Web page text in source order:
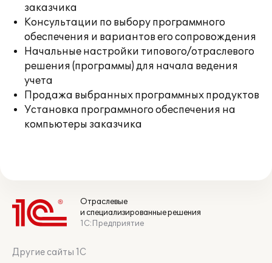
заказчика
Консультации по выбору программного
обеспечения и вариантов его сопровождения
Начальные настройки типового/отраслевого
решения (программы) для начала ведения
учета
Продажа выбранных программных продуктов
Установка программного обеспечения на
компьютеры заказчика
Отраслевые
и специализированные решения
1С:Предприятие
Другие сайты 1С